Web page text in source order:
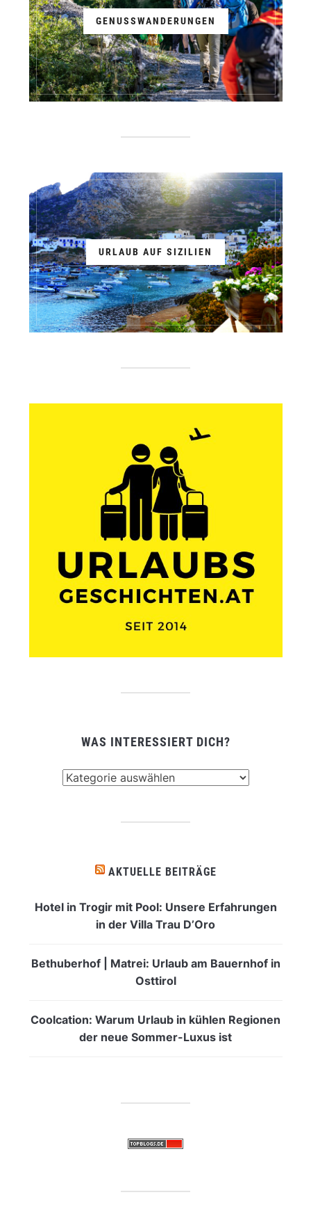
GENUSSWANDERUNGEN
URLAUB AUF SIZILIEN
WAS INTERESSIERT DICH?
AKTUELLE BEITRÄGE
Hotel in Trogir mit Pool: Unsere Erfahrungen
in der Villa Trau D’Oro
Bethuberhof | Matrei: Urlaub am Bauernhof in
Osttirol
Coolcation: Warum Urlaub in kühlen Regionen
der neue Sommer-Luxus ist